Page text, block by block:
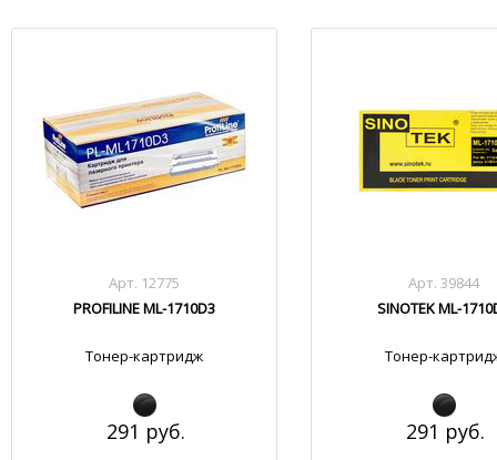
Арт. 12775
PROFILINE ML-1710D3
Тонер-картридж
291 руб.
Арт. 39844
SINOTEK ML-
Тонер-
291 руб.